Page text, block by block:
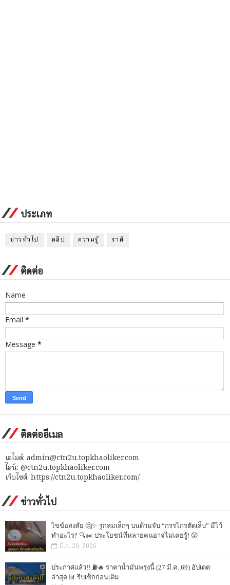
ประเภท
ข่าวทั่วไป คลิป ความรู้ ราศี
ติดต่อ
Name
Email *
Message *
ติดต่ออีเมล
เอไมด์: admin@ctn2u.topkhaoliker.com
ไลน์: @ctn2u.topkhaoliker.com
เว็บไซต์: https://ctn2u.topkhaoliker.com/
ข่าวทั่วไป
ไขข้อสงสัย 🤔✨ รูกลมเล็กๆ บนด้ามจับ “กรรไกรตัดเล็บ” มีไว้
ทำอะไร? 🔍✂️ ประโยชน์ที่หลายคนอาจไม่เคยรู้! 😲
มี.ค. 26, 2026
ประกาศแล้ว!! ⛽🔥 ราคาน้ำมันพรุ่งนี้ (27 มี.ค. 69) อัปเดต
ล่าสุด 📊 รีบเช็กก่อนเติม